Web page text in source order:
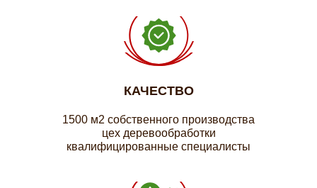
КАЧЕСТВО
1500 м2 собственного производства
цех деревообработки
квалифицированные специалисты